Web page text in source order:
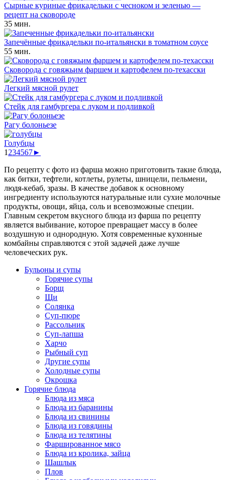
Сырные куриные фрикадельки с чесноком и зеленью —
рецепт на сковороде
35 мин.
Запечённые фрикадельки по-итальянски в томатном соусе
55 мин.
Сковорода с говяжьим фаршем и картофелем по-техасски
Легкий мясной рулет
Стейк для гамбургера с луком и подливкой
Рагу болоньезе
Голубцы
1 234567►
По рецепту с фото из фарша можно приготовить такие блюда,
как битки, тефтели, котлеты, рулеты, шницели, пельмени,
людя-кебаб, зразы. В качестве добавок к основному
ингредиенту используются натуральные или сухие молочные
продукты, овощи, яйца, соль и всевозможные специи.
Главным секретом вкусного блюда из фарша по рецепту
является выбивание, которое превращает массу в более
воздушную и однородную. Хотя современные кухонные
комбайны справляются с этой задачей даже лучше
человеческих рук.
Бульоны и супы
Горячие супы
Борщ
Щи
Солянка
Суп-пюре
Рассольник
Суп-лапша
Харчо
Рыбный суп
Другие супы
Холодные супы
Окрошка
Горячие блюда
Блюда из мяса
Блюда из баранины
Блюда из свинины
Блюда из говядины
Блюда из телятины
Фаршированное мясо
Блюда из кролика, зайца
Шашлык
Плов